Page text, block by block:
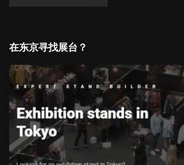
在东京寻找展台？